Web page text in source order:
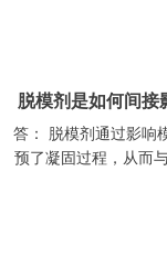
于铸件密封壁厚处，
份脱模剂的选用和
攻”——保障表面质量
渗漏的原因。良
脱模剂是如何间接
其在
答： 脱模剂通过影响
预了凝固过程，从而
到了“保温”作用。这
通道过早凝固，导致